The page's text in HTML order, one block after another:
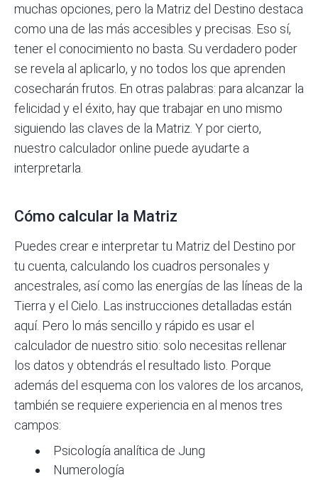
muchas opciones, pero la Matriz del Destino destaca
como una de las más accesibles y precisas. Eso sí,
tener el conocimiento no basta. Su verdadero poder
se revela al aplicarlo, y no todos los que aprenden
cosecharán frutos. En otras palabras: para alcanzar la
felicidad y el éxito, hay que trabajar en uno mismo
siguiendo las claves de la Matriz. Y por cierto,
nuestro calculador online puede ayudarte a
interpretarla.
Cómo calcular la Matriz
Puedes crear e interpretar tu Matriz del Destino por
tu cuenta, calculando los cuadros personales y
ancestrales, así como las energías de las líneas de la
Tierra y el Cielo. Las instrucciones detalladas están
aquí. Pero lo más sencillo y rápido es usar el
calculador de nuestro sitio: solo necesitas rellenar
los datos y obtendrás el resultado listo. Porque
además del esquema con los valores de los arcanos,
también se requiere experiencia en al menos tres
campos:
Psicología analítica de Jung
Numerología